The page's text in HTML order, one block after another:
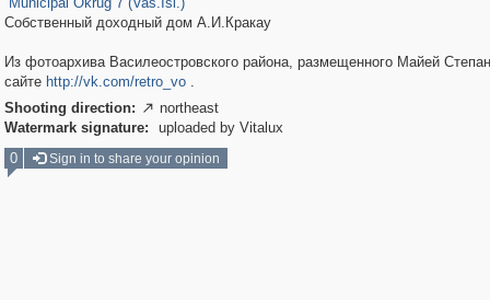
Собственный доходный дом А.И.Кракау
Из фотоархива Василеостровского района, размещенного Майей
сайте http://vk.com/retro_vo.
Shooting direction:  northeast
Watermark signature:
uploaded by Vitalux
0
Sign in to share your opinion